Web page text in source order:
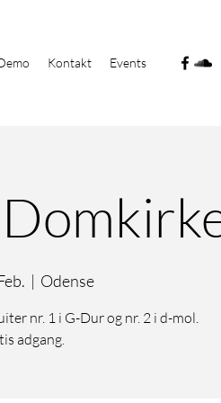
Kontakt Events
  |
Odense
nr. 1 i G-Dur og nr. 2 i d-mol.
adgang.